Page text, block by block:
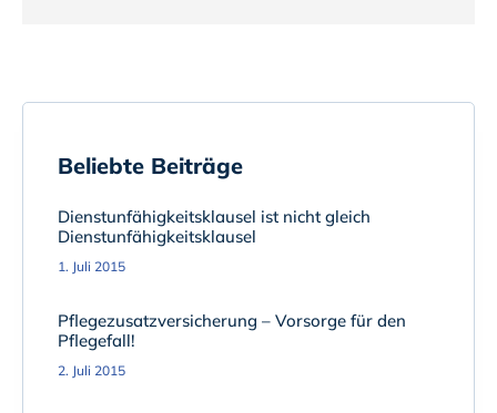
Beliebte Beiträge
Dienstunfähigkeitsklausel ist nicht gleich
Dienstunfähigkeitsklausel
1. Juli 2015
Pflegezusatzversicherung – Vorsorge für den
Pflegefall!
2. Juli 2015